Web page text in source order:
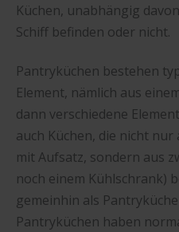
Küchen, unabhängig
Schiff befinden oder nicht.
Pantryküchen bestehen
Element, nämlich aus
dann verschiedene
auch Küchen, die nicht
mit Aufsatz, sondern aus
noch einem Kühlschrank)
gemeinhin als
Pantryküchen haben